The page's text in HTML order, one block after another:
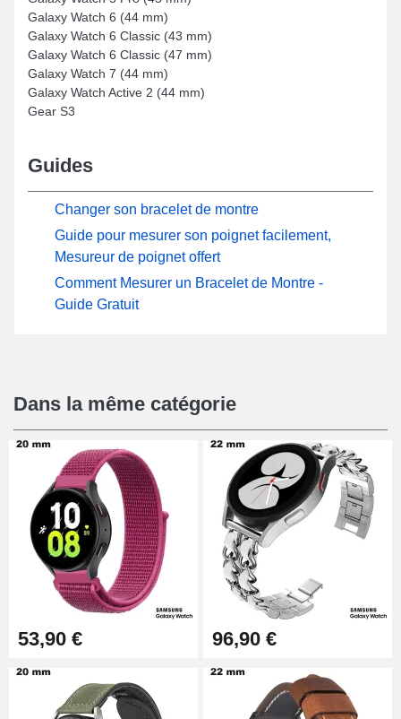
Galaxy Watch 6 (44 mm)
Galaxy Watch 6 Classic (43 mm)
Galaxy Watch 6 Classic (47 mm)
Galaxy Watch 7 (44 mm)
Galaxy Watch Active 2 (44 mm)
Gear S3
Guides
Changer son bracelet de montre
Guide pour mesurer son poignet facilement,
Mesureur de poignet offert
Comment Mesurer un Bracelet de Montre -
Guide Gratuit
Dans la même catégorie
53,90 € 96,90 €